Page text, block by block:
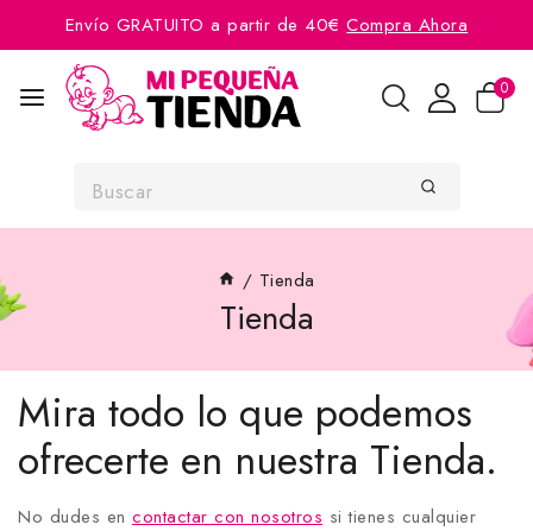
Envío GRATUITO a partir de 40€Compra Ahora
0
/ Tienda
Tienda
Mira todo lo que podemos
ofrecerte en nuestra Tienda.
No dudes en contactar con nosotros si tienes cualquier